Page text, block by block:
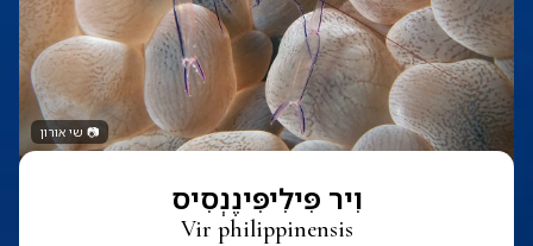
📷 שי אורון
וִיר פִּילִיפִּּינֶנְסִיס
Vir philippinensis